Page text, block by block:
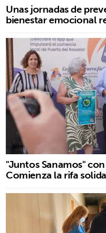
Unas jornadas de
bienestar emocional
"Juntos Sanamos"
Comienza la rifa